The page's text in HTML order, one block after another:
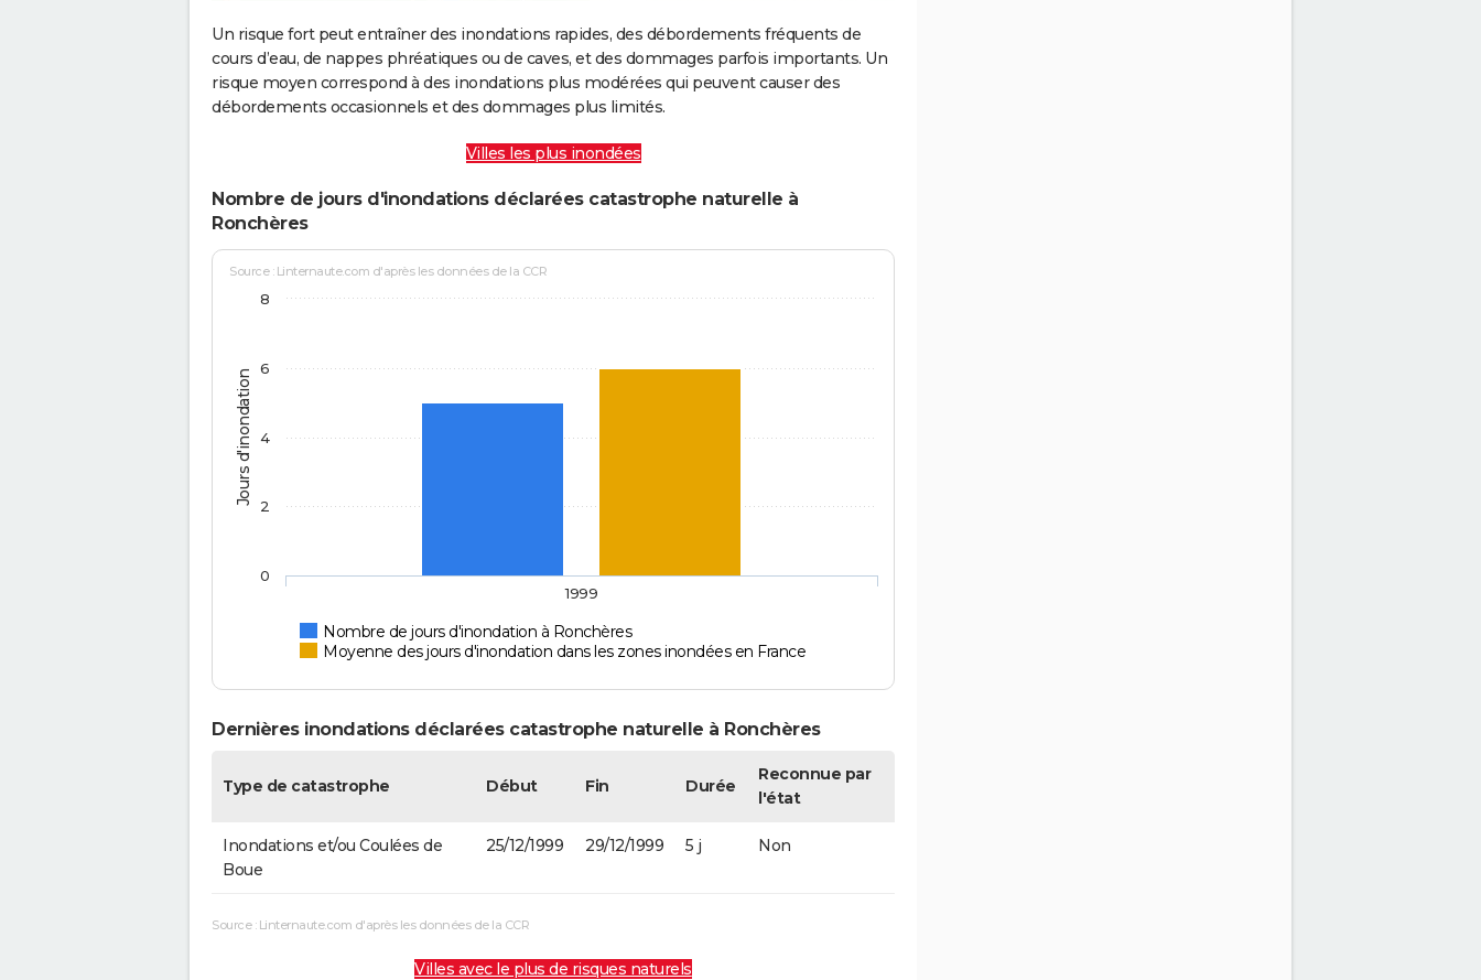
Un risque fort peut entraîner des inondations rapides, des débordements fréquents de
cours d’eau, de nappes phréatiques ou de caves, et des dommages parfois importants. Un
risque moyen correspond à des inondations plus modérées qui peuvent causer des
débordements occasionnels et des dommages plus limités.
Villes les plus inondées
Nombre de jours d'inondations déclarées catastrophe naturelle à
Ronchères
Jours d'inondation
Source : Linternaute.com d'après les données de la CCR
Nombre de jours d'inondation à Ronchères
Moyenne des jours d'inondation dans les zones inondées en France
1999
0
2
4
6
8
Dernières inondations déclarées catastrophe naturelle à Ronchères
Type de catastrophe Début Fin Durée
Reconnue par
l'état
Inondations et/ou Coulées de
Boue
25/12/1999 29/12/1999 5 j Non
Source : Linternaute.com d'après les données de la CCR
Villes avec le plus de risques naturels